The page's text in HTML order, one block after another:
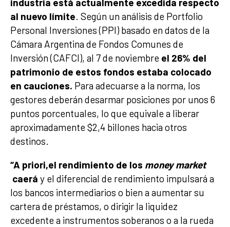
al nuevo límite. Según un análisis de Portfolio
Personal Inversiones (PPI) basado en datos de la
Cámara Argentina de Fondos Comunes de
Inversión (CAFCI), al 7 de noviembre el 26% del
patrimonio de estos fondos estaba colocado
en cauciones. Para adecuarse a la norma, los
gestores deberán desarmar posiciones por unos 6
puntos porcentuales, lo que equivale a liberar
aproximadamente $2,4 billones hacia otros
destinos.
“A priori,el rendimiento de los money market
caerá y el diferencial de rendimiento impulsará a
los bancos intermediarios o bien a aumentar su
cartera de préstamos, o dirigir la liquidez
excedente a instrumentos soberanos o a la rueda